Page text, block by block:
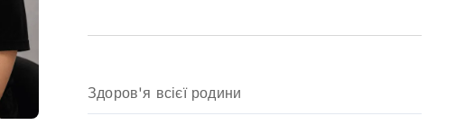
Здоров'я всієї родини